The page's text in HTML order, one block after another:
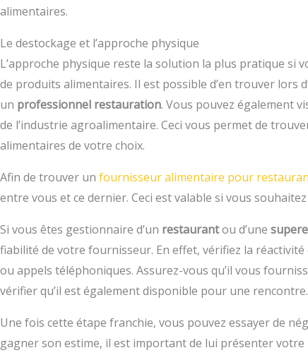
alimentaires.
Le destockage et l’approche physique
L’approche physique reste la solution la plus pratique si
de produits alimentaires. Il est possible d’en trouver lors
un professionnel restauration. Vous pouvez également
de l’industrie agroalimentaire. Ceci vous permet de
alimentaires de votre choix.
Afin de trouver un fournisseur alimentaire pour
entre vous et ce dernier. Ceci est valable si vous
Si vous êtes gestionnaire d’un restaurantou d’une
fiabilité de votre fournisseur. En effet, vérifiez la
ou appels téléphoniques. Assurez-vous qu’il vous
vérifier qu’il est également disponible pour une rencontre.
Une fois cette étape franchie, vous pouvez essayer de
gagner son estime, il est important de lui présenter